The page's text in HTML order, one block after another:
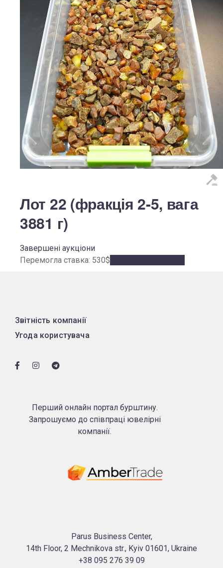
Лот 22 (фракція 2-5, вага
3881 г)
Завершені аукціони
Перемогла ставка: 530$
Звітність компанії
Угода користувача
Перший онлайн портал бурштину.
Запрошуємо до співпраці ювелірні
компанії.
Parus Business Center,
14th Floor, 2 Mechnikova str., Kyiv 01601, Ukraine
+38 095 276 39 09